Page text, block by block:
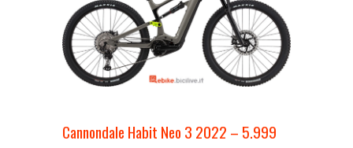
Cannondale Habit Neo 3 2022 – 5.999